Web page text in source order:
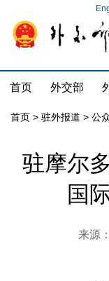
首页 外交部
首页 > 驻外报道 > 公
驻摩尔
国
来源